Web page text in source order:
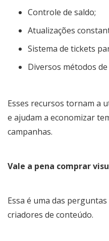
Controle de saldo;
Atualizações
Sistema de tickets
Diversos métodos
Esses recursos tornam a
e ajudam a economizar
campanhas.
Vale a pena comprar
Essa é uma das
criadores de conteúdo.